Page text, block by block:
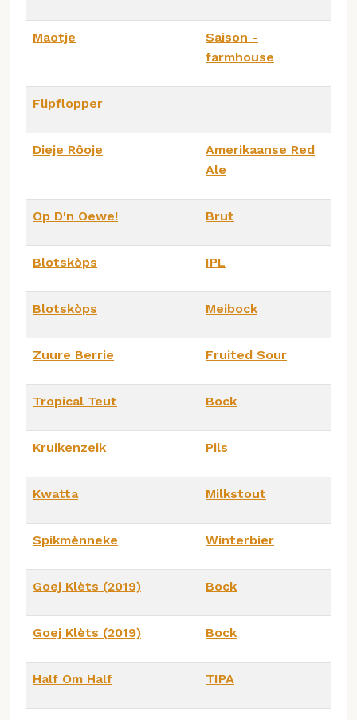
Maotje
Saison -
farmhouse
Flipflopper
Dieje Rôoje
Amerikaanse Red
Ale
Op D'n Oewe! Brut
Blotskòps IPL
Blotskòps Meibock
Zuure Berrie Fruited Sour
Tropical Teut Bock
Kruikenzeik Pils
Kwatta Milkstout
Spikmènneke Winterbier
Goej Klèts (2019) Bock
Goej Klèts (2019) Bock
Half Om Half TIPA